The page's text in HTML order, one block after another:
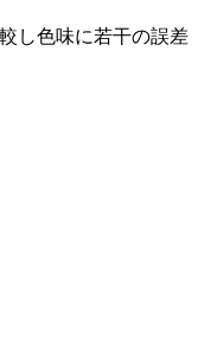
し色味に若干の誤差